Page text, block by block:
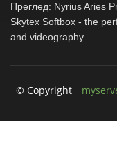
Преглед: Nyrius Aries
Skytex Softbox - the
and videography.
© Copyright